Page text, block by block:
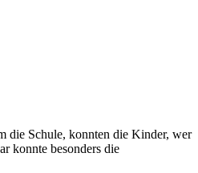
die Schule, konnten die Kinder, wer
konnte besonders die